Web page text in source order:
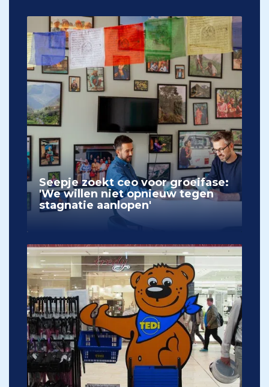
Seepje zoekt ceo voor groeifase:
'We willen niet opnieuw tegen
stagnatie aanlopen'